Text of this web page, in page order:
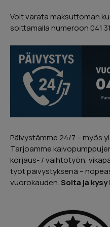
Voit varata maksuttoman
soittamalla numeroon 041
Päivystämme 24/7 – myös
Tarjoamme
korjaus- / vaihtotyön,
työt päivystyksenä –
vuorokauden.Soita ja kysy